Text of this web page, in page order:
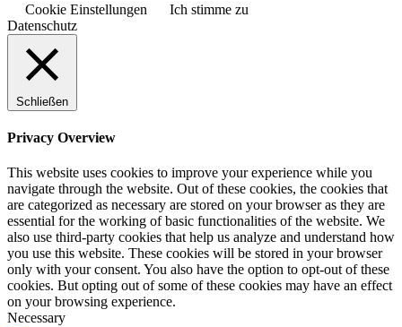
Cookie Einstellungen
Ich stimme zu
Datenschutz
Schließen
Privacy Overview
This website uses cookies to improve your experience while you
navigate through the website. Out of these cookies, the cookies that
are categorized as necessary are stored on your browser as they are
essential for the working of basic functionalities of the website. We
also use third-party cookies that help us analyze and understand how
you use this website. These cookies will be stored in your browser
only with your consent. You also have the option to opt-out of these
cookies. But opting out of some of these cookies may have an effect
on your browsing experience.
Necessary